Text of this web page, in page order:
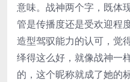
意味。战神两个字，既
管是传播度还是受欢迎程
造型驾驭能力的认可，觉
绎得这么好，就像战神一
的，这个昵称就成了她的